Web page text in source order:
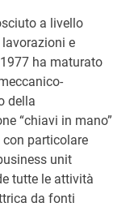
a livello
e
ha maturato
della
“chiavi in mano”
particolare
unit
tutte le attività
da fonti